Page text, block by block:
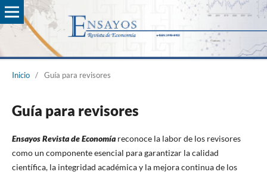
Inicio / Guía para revisores
Guía para revisores
Ensayos Revista de Economíareconoce la labor de los revisores
como un componente esencial para garantizar la calidad
científica, la integridad académica y la mejora continua de los